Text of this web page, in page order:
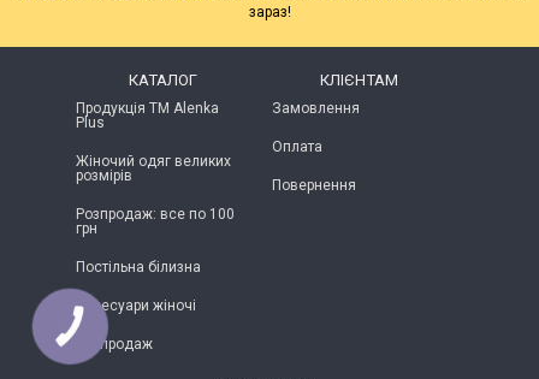
зараз!
КАТАЛОГ
Продукція ТМ Alenka
Plus
Жіночий одяг великих
розмірів
Розпродаж: все по 100
грн
Постільна білизна
Аксесуари жіночі
Розпродаж
КЛІЄНТАМ
Замовлення
Оплата
Повернення
КНОПКА
ЗВ'ЯЗКУ